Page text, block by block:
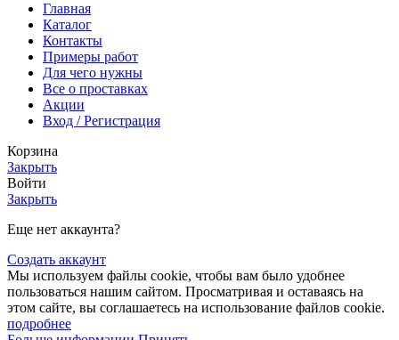
Главная
Каталог
Контакты
Примеры работ
Для чего нужны
Все о проставках
Акции
Вход / Регистрация
Корзина
Закрыть
Войти
Закрыть
Еще нет аккаунта?
Создать аккаунт
Мы используем файлы cookie, чтобы вам было удобнее
пользоваться нашим сайтом. Просматривая и оставаясь на
этом сайте, вы соглашаетесь на использование файлов cookie.
подробнее